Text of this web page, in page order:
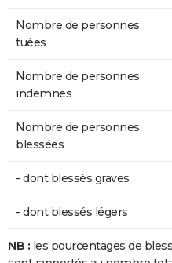
Nombre de personnes
tuées
Nombre de personnes
indemnes
Nombre de personnes
blessées
- dont blessés graves
- dont blessés légers
NB : les pourcentages de